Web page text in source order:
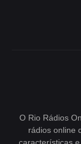
O Rio Rádios
rádios online
características e